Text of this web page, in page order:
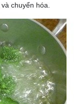
chuyển hóa.